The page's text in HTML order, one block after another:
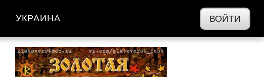
УКРАИНА ВОЙТИ